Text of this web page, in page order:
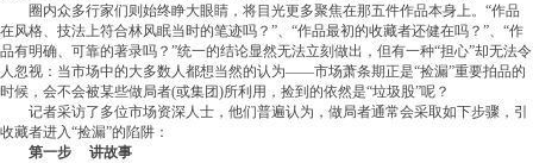
圈内众多行家们则始终睁大眼睛，将目光更多聚焦在那五件作品本身上。“作品
在风格、技法上符合林风眠当时的笔迹吗？”、“作品最初的收藏者还健在吗？”、“作
品有明确、可靠的著录吗？”统一的结论显然无法立刻做出，但有一种“担心”却无法令
人忽视：当市场中的大多数人都想当然的认为——市场萧条期正是“捡漏”重要拍品的
时候，会不会被某些做局者(或集团)所利用，捡到的依然是“垃圾股”呢？
记者采访了多位市场资深人士，他们普遍认为，做局者通常会采取如下步骤，引
收藏者进入“捡漏”的陷阱：
第一步 讲故事